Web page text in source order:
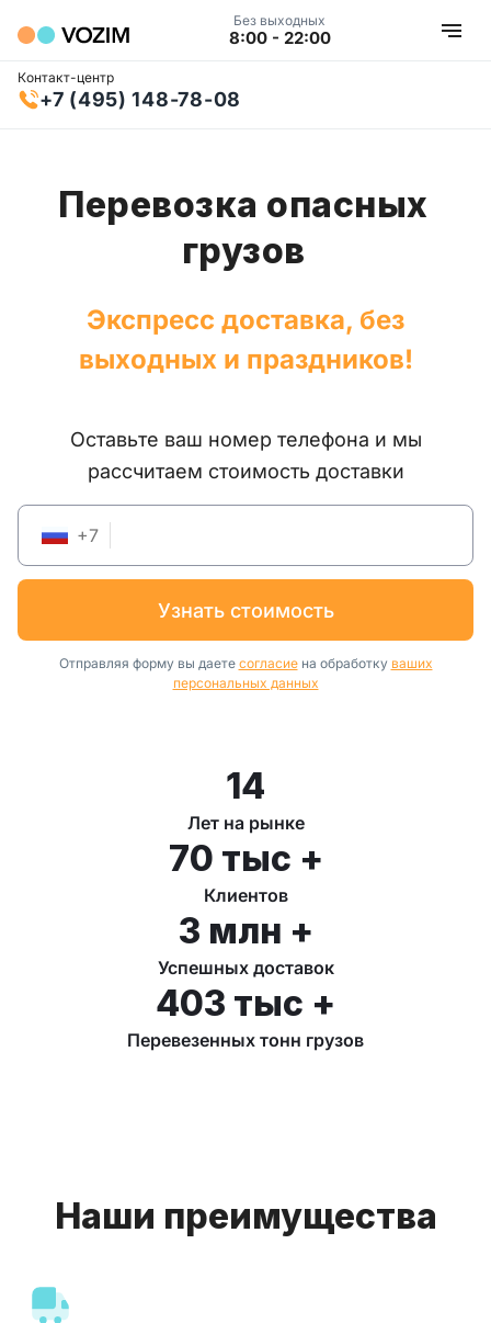
Без выходных
8:00 - 22:00
Контакт-центр
+7 (495) 148-78-08
Перевозка опасных
грузов
Экспресс доставка, без
выходных и праздников!
Оставьте ваш номер телефона и мы
рассчитаем стоимость доставки
+7
узнать стоимость
Отправляя форму вы даете согласиена обработку ваших
персональных данных
14
Лет на рынке
70 тыс +
Клиентов
3 млн +
Успешных доставок
403 тыс +
Перевезенных тонн грузов
Наши преимущества